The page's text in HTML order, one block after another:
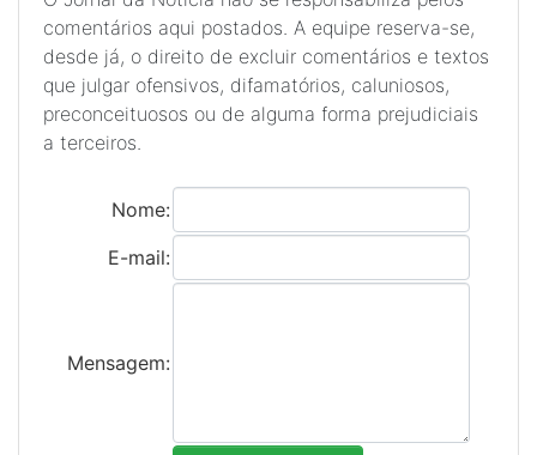
comentários aqui postados. A equipe reserva-se,
desde já, o direito de excluir comentários e textos
que julgar ofensivos, difamatórios, caluniosos,
preconceituosos ou de alguma forma prejudiciais
a terceiros.
Nome:
E-mail:
Mensagem: